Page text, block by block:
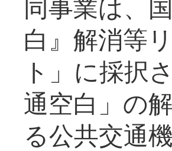
同事業は、
白』解消等
ト」に採択
通空白」の
る公共交通